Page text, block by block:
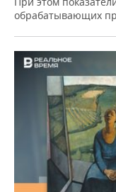
обрабатывающих